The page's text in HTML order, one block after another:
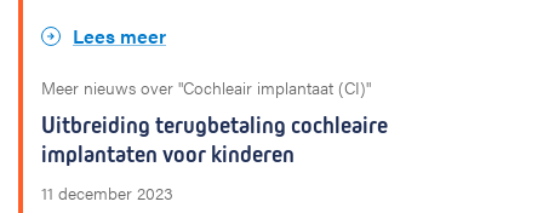
Lees meer
Meer nieuws over "Cochleair implantaat (CI)"
Uitbreiding terugbetaling cochleaire
implantaten voor kinderen
11 december 2023